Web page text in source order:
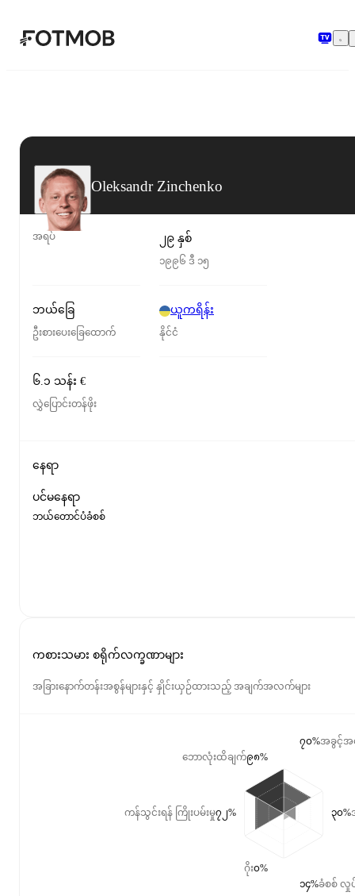
အဓိကအကြောင်းအရာသို့ ကျော်သွားရန်
Oleksandr Zinchenko
အရပ် ၂၉ နှစ်
၁၉၉၆ ဒီ ၁၅
ဘယ်ခြေ
ဦးစားပေးခြေထောက်
ယူကရိန်း
နိုင်ငံ
၆.၁ သန်း €
လွှဲပြောင်းတန်ဖိုး
နေရာ
ပင်မနေရာ
ဘယ်တောင်ပံခံစစ်
ကစားသမား စရိုက်လက္ခဏာများ
အခြားနောက်တန်းအစွန်များနှင့် နှိုင်းယှဉ်ထားသည့် အချက်အလက်များ
ဘောလုံးထိချက်၉၈%
ကန်သွင်းရန် ကြိုးပမ်းမှု၇၂%
ဂိုး၀%
အခွင့်အ
၇၀%
၃၀%
ခံစစ် လှုပ်
၁၄%